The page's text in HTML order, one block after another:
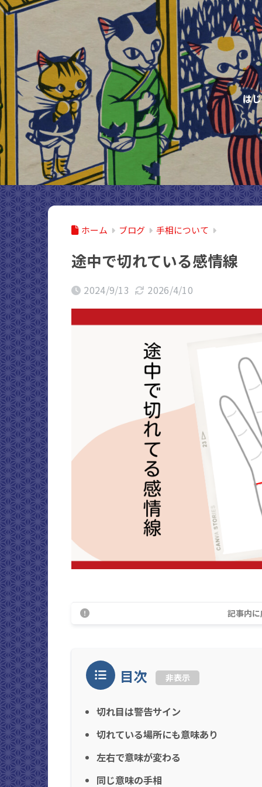
は
ホーム ブログ 手相について
途中で切れている感情線
2024/9/13 2026/4/10
記事内
目次 非表示
切れ目は警告サイン
切れている場所にも意味あり
左右で意味が変わる
同じ意味の手相